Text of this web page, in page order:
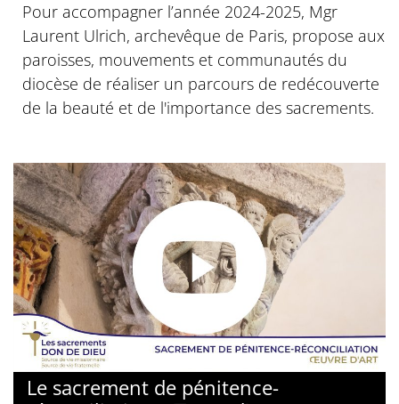
Pour accompagner l’année 2024-2025, Mgr
Laurent Ulrich, archevêque de Paris, propose aux
paroisses, mouvements et communautés du
diocèse de réaliser un parcours de redécouverte
de la beauté et de l'importance des sacrements.
© Diocèse de Paris
Le sacrement de pénitence-